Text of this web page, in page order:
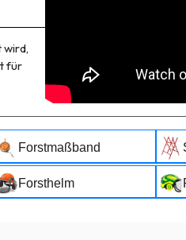
wird,
für
Forstmaßband
Forsthelm